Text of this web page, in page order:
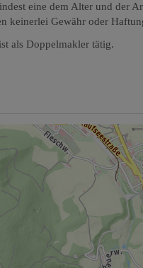
eine dem Alter und der
keinerlei Gewähr oder
als Doppelmakler tätig.